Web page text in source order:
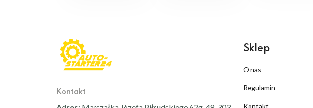
Kontakt
Sklep
O nas
Regulamin
Kontakt